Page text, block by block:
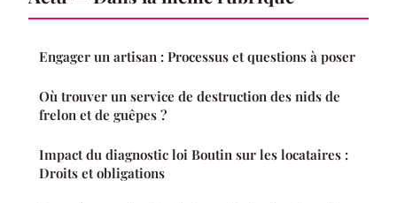
Engager un artisan : Processus et questions à poser
Où trouver un service de destruction des nids de
frelon et de guêpes ?
Impact du diagnostic loi Boutin sur les locataires :
Droits et obligations